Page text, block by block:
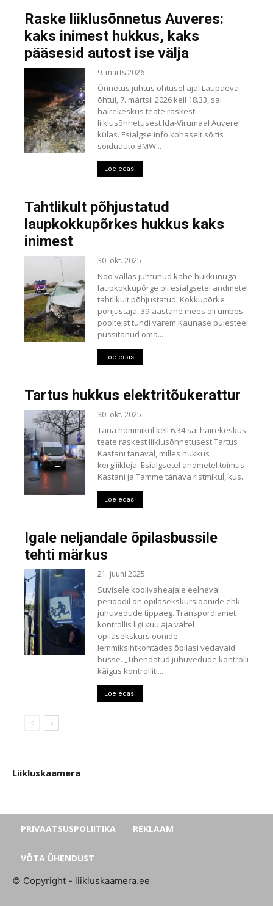
Raske liiklusõnnetus Auveres:
kaks inimest hukkus, kaks
pääsesid autost ise välja
9. märts 2026
Õnnetus juhtus õhtusel ajal Laupäeva
õhtul, 7. märtsil 2026 kell 18.33, sai
häirekeskus teate raskest
liiklusõnnetusest Ida-Virumaal Auvere
külas. Esialgse info kohaselt sõitis
sõiduauto BMW...
Loe edasi
Tahtlikult põhjustatud
laupkokkupõrkes hukkus kaks
inimest
30. okt. 2025
Nõo vallas juhtunud kahe hukkunuga
laupkokkupõrge oli esialgsetel andmetel
tahtlikult põhjustatud. Kokkupõrke
põhjustaja, 39-aastane mees oli umbes
poolteist tundi varem Kaunase puiesteel
pussitanud oma...
Loe edasi
Tartus hukkus elektritõukerattur
30. okt. 2025
Täna hommikul kell 6.34 sai häirekeskus
teate raskest liiklusõnnetusest Tartus
Kastani tänaval, milles hukkus
kergliikleja. Esialgsetel andmetel toimus
Kastani ja Tamme tänava ristmikul, kus...
Loe edasi
Igale neljandale õpilasbussile
tehti märkus
21. juuni 2025
Suvisele koolivaheajale eelneval
perioodil on õpilasekskursioonide ehk
juhuvedude tippaeg. Transpordiamet
kontrollis ligi kuu aja vältel
õpilasekskursioonide
lemmiksihtkohtades õpilasi vedavaid
busse. „Tihendatud juhuvedude kontrolli
käigus kontrolliti...
Loe edasi
Liikluskaamera
PRIVAATSUSPOLIITIKA REKLAAM
VÕTA ÜHENDUST
© Copyright - liikluskaamera.ee